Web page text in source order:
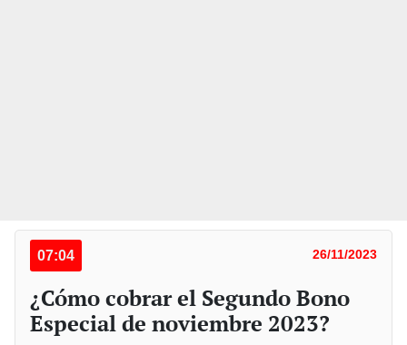
07:04 26/11/2023
¿Cómo cobrar el Segundo Bono
Especial de noviembre 2023?